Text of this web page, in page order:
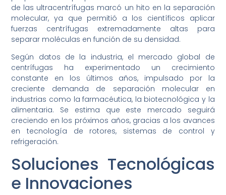
de las ultracentrífugas marcó un hito en la separación
molecular, ya que permitió a los científicos aplicar
fuerzas centrífugas extremadamente altas para
separar moléculas en función de su densidad.
Según datos de la industria, el mercado global de
centrífugas ha experimentado un crecimiento
constante en los últimos años, impulsado por la
creciente demanda de separación molecular en
industrias como la farmacéutica, la biotecnológica y la
alimentaria. Se estima que este mercado seguirá
creciendo en los próximos años, gracias a los avances
en tecnología de rotores, sistemas de control y
refrigeración.
Soluciones Tecnológicas
e Innovaciones